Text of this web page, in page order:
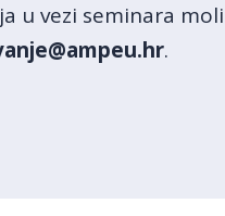
u vezi seminara
.